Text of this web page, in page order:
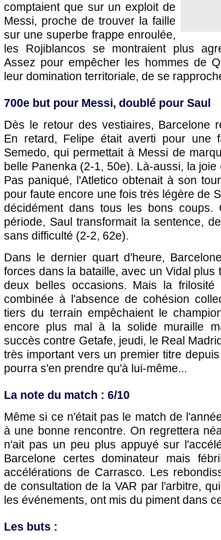
comptaient que sur un exploit de
Messi, proche de trouver la faille
sur une superbe frappe enroulée,
les Rojiblancos se montraient plus
Assez pour empêcher les hommes de
leur domination territoriale, de se
700e but pour Messi, doublé pour Saul
Dès le retour des vestiaires, Barcelone
En retard, Felipe était averti pour une
Semedo, qui permettait à Messi de
belle Panenka (2-1, 50e). Là-aussi, la
Pas paniqué, l'Atletico obtenait à son
pour faute encore une fois très légère de
décidément dans tous les bons coups.
période, Saul transformait la sentence,
sans difficulté (2-2, 62e).
Dans le dernier quart d'heure,
forces dans la bataille, avec un Vidal plus
deux belles occasions. Mais la frilosité
combinée à l'absence de cohésion
tiers du terrain empêchaient le
encore plus mal à la solide muraille
succès contre Getafe, jeudi, le Real
très important vers un premier titre
pourra s'en prendre qu'à lui-même...
La note du match : 6/10
Même si ce n'était pas le match de
à une bonne rencontre. On regrettera
n'ait pas un peu plus appuyé sur
Barcelone certes dominateur mais
accélérations de Carrasco. Les
de consultation de la VAR par l'arbitre,
les événements, ont mis du piment dans
Les buts :